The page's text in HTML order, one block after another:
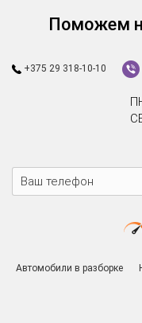
Поможем
+375 29 318-10-10
Автомобили в разборке